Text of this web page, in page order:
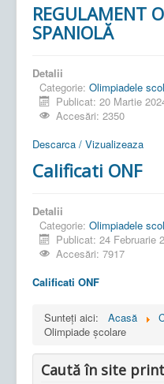
REGULAMENT
SPANIOLĂ
Detalii
Categorie: Olimpiadele
Publicat: 20 Martie
Accesări: 2350
Descarca / Vizualizeaza
Calificati ONF
Detalii
Categorie: Olimpiadele
Publicat: 24 Februarie
Accesări: 7917
Calificati ONF
Sunteți aici: Acasă
Olimpiade școlare
Caută în site